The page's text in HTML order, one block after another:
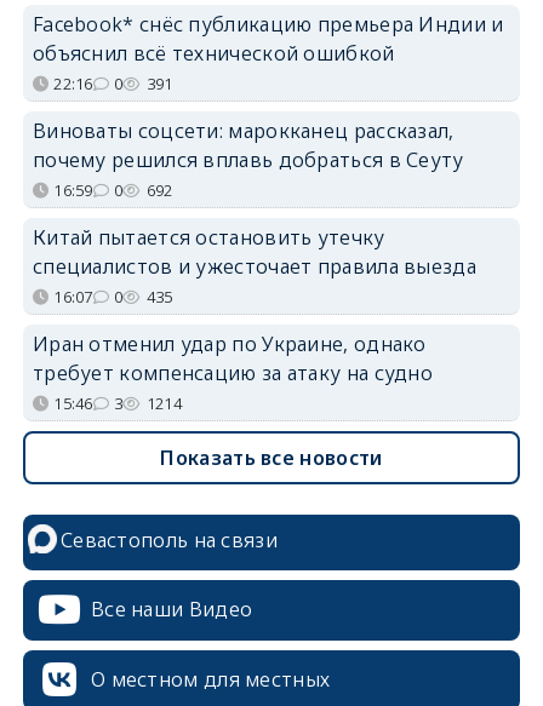
Facebook* снёс публикацию премьера Индии и
объяснил всё технической ошибкой
22:16 0 391
Виноваты соцсети: марокканец рассказал,
почему решился вплавь добраться в Сеуту
16:59 0 692
Китай пытается остановить утечку
специалистов и ужесточает правила выезда
16:07 0 435
Иран отменил удар по Украине, однако
требует компенсацию за атаку на судно
15:46 3 1214
Показать все новости
Севастополь на связи
Все наши Видео
О местном для местных